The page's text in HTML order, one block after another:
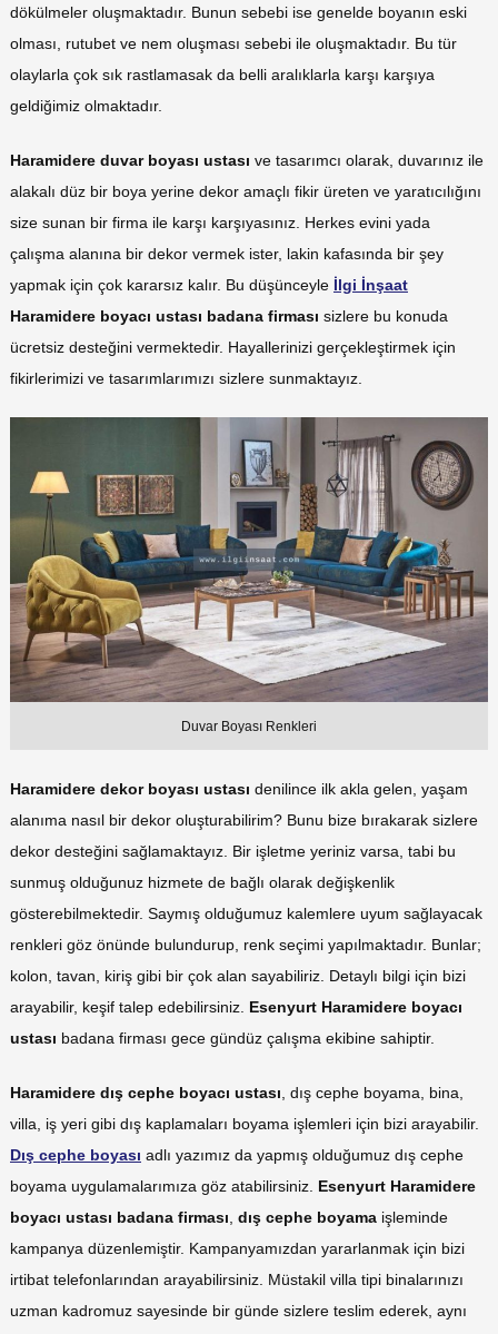
dökülmeler oluşmaktadır. Bunun sebebi ise genelde boyanın eski
olması, rutubet ve nem oluşması sebebi ile oluşmaktadır. Bu tür
olaylarla çok sık rastlamasak da belli aralıklarla karşı karşıya
geldiğimiz olmaktadır.
Haramidere duvar boyası ustası ve tasarımcı olarak, duvarınız ile
alakalı düz bir boya yerine dekor amaçlı fikir üreten ve yaratıcılığını
size sunan bir firma ile karşı karşıyasınız. Herkes evini yada
çalışma alanına bir dekor vermek ister, lakin kafasında bir şey
yapmak için çok kararsız kalır. Bu düşünceyle İlgi İnşaat
Haramidere boyacı ustası badana firması sizlere bu konuda
ücretsiz desteğini vermektedir. Hayallerinizi gerçekleştirmek için
fikirlerimizi ve tasarımlarımızı sizlere sunmaktayız.
Duvar Boyası Renkleri
Haramidere dekor boyası ustası denilince ilk akla gelen, yaşam
alanıma nasıl bir dekor oluşturabilirim? Bunu bize bırakarak sizlere
dekor desteğini sağlamaktayız. Bir işletme yeriniz varsa, tabi bu
sunmuş olduğunuz hizmete de bağlı olarak değişkenlik
gösterebilmektedir. Saymış olduğumuz kalemlere uyum sağlayacak
renkleri göz önünde bulundurup, renk seçimi yapılmaktadır. Bunlar;
kolon, tavan, kiriş gibi bir çok alan sayabiliriz. Detaylı bilgi için bizi
arayabilir, keşif talep edebilirsiniz. Esenyurt Haramidere boyacı
ustası badana firması gece gündüz çalışma ekibine sahiptir.
Haramidere dış cephe boyacı ustası, dış cephe boyama, bina,
villa, iş yeri gibi dış kaplamaları boyama işlemleri için bizi arayabilir.
Dış cephe boyası adlı yazımız da yapmış olduğumuz dış cephe
boyama uygulamalarımıza göz atabilirsiniz. Esenyurt Haramidere
boyacı ustası badana firması, dış cephe boyama işleminde
kampanya düzenlemiştir. Kampanyamızdan yararlanmak için bizi
irtibat telefonlarından arayabilirsiniz. Müstakil villa tipi binalarınızı
uzman kadromuz sayesinde bir günde sizlere teslim ederek, aynı